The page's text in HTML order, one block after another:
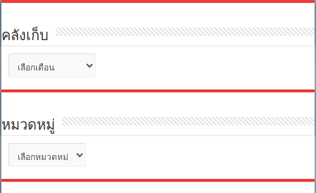
คลังเก็บ
เก็บ
หมวดหมู่
หมู่